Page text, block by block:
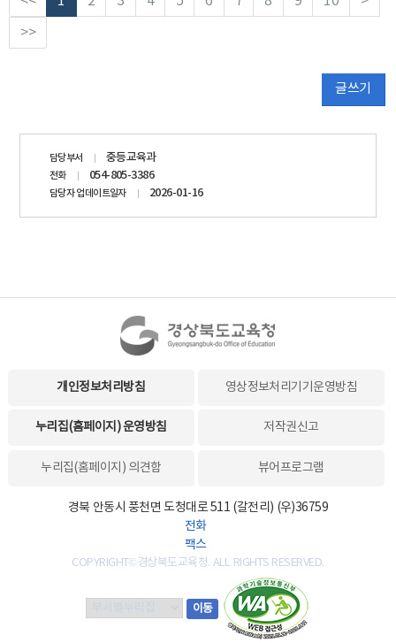
>>
글쓰기
담당부서 중등교육과
전화 054-805-3386
담당자 업데이트일자 2026-01-16
개인정보처리방침 영상정보처리기기운영방침
누리집(홈페이지) 운영방침 저작권신고
누리집(홈페이지) 의견함 뷰어프로그램
경북 안동시 풍천면 도청대로 511 (갈전리) (우)36759
전화
팩스
COPYRIGHT©경상북도교육청. ALL RIGHTS RESERVED.
이동